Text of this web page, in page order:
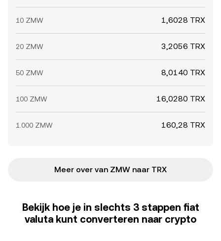
10 ZMW 1,6028 TRX
20 ZMW 3,2056 TRX
50 ZMW 8,0140 TRX
100 ZMW 16,0280 TRX
1.000 ZMW 160,28 TRX
Meer over van ZMW naar TRX
Bekijk hoe je in slechts 3 stappen fiat
valuta kunt converteren naar crypto